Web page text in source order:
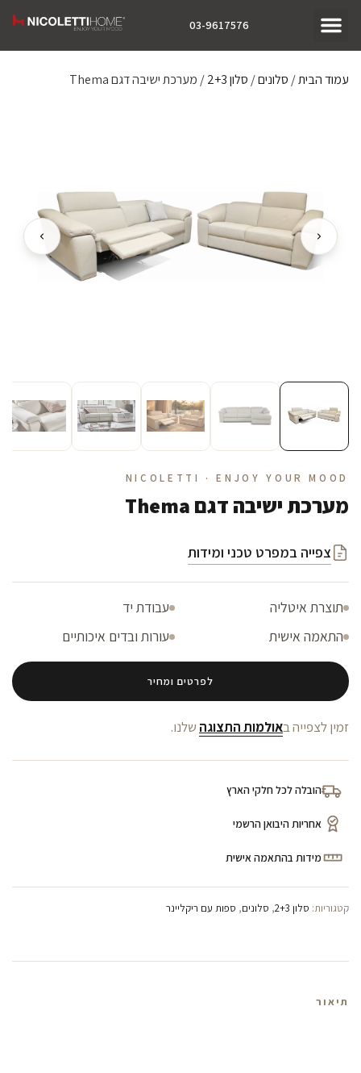
03-9617576
עמוד הבית/ סלונים/ סלון 2+3 / מערכת ישיבה דגם Thema
NICOLETTI · ENJOY YOUR MOOD
מערכת ישיבה דגם Thema
צפייה במפרט טכני ומידות
תוצרת איטליה
עבודת יד
התאמה אישית
עורות ובדים איכותיים
לפרטים ומחיר
זמין לצפייה באולמות התצוגה שלנו.
הובלה לכל חלקי הארץ
אחריות היבואן הרשמי
מידות בהתאמה אישית
קטגוריות: סלון 2+3 , סלונים, ספות עם ריקליינר
תיאור